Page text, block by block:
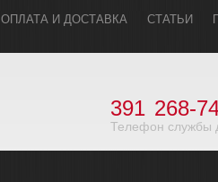
ОПЛАТА И ДОСТАВКА СТАТЬИ
391 268-
Телефон службы